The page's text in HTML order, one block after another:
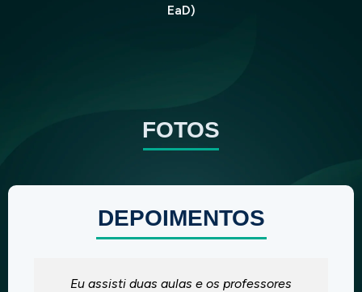
EaD)
FOTOS
DEPOIMENTOS
Achei muito legal, porque você vê na